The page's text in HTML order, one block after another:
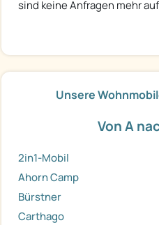
sind keine Anfragen mehr
Unsere
Von A
2in1-Mobil
Ahorn Camp
Bürstner
Carthago